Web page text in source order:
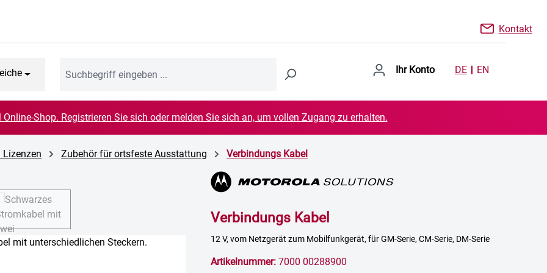
Kontakt
Ihr Konto DE EN
Shop. Registrieren Sie sich oder melden Sie sich an, um vollen Zugang zu erhalten.
Lizenzen Zubehör für ortsfeste Ausstattung Verbindungs Kabel
Verbindungs Kabel
12 V, vom Netzgerät zum Mobilfunkgerät, für GM-Serie, CM-Serie, DM-Serie
Artikelnummer: 7000 00288900